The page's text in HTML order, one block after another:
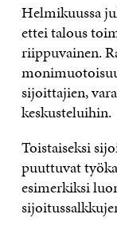
Helmikuussa
ettei talous
riippuvainen.
sijoittajien,
keskusteluihin.
Toistaiseksi
puuttuvat
esimerkiksi